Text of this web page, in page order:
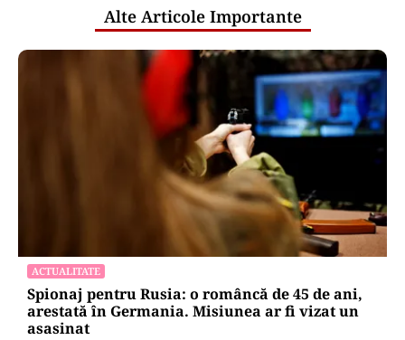
Alte Articole Importante
ACTUALITATE
Spionaj pentru Rusia: o româncă de 45 de ani,
arestată în Germania. Misiunea ar fi vizat un
asasinat